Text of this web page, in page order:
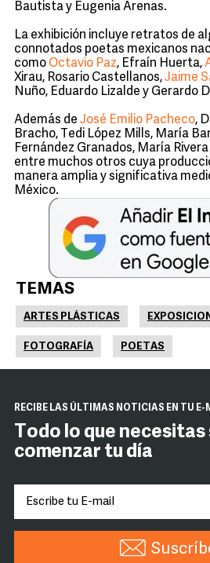
Bautista y Eugenia Arenas.
La exhibición incluye retratos de
connotados poetas mexicanos
como Octavio Paz, Efraín Huerta,
Xirau, Rosario Castellanos,Jaime
Nuño, Eduardo Lizalde y Gerardo
Además de José Emilio Pacheco,
Bracho, Tedi López Mills, María
Fernández Granados, María
entre muchos otros cuya
manera amplia y significativa
México.
TEMAS
ARTES PLÁSTICAS
FOTOGRAFÍA POETAS
RECIBE LAS ÚLTIMAS NOTICIAS EN TU E-
Todo lo que
comenzar tu día